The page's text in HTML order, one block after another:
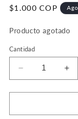
modal
Precio
$1.000 COP
Producto agotado
Cantidad
Reducir
cantidad
para
Weapon